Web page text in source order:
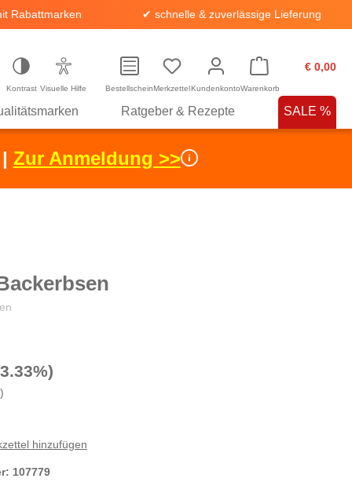
Rabattmarken ✔ schnelle & zuverlässige Lieferung
Kontrast Visuelle Hilfe BestellscheinMerkzettelKundenkonto
€ 0,00
Warenkorb
Ratgeber & Rezepte SALE %
Zur Anmeldung >>
hinzufügen
107779